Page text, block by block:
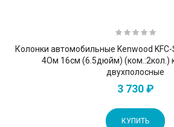
Колонки автомобильные Kenwood
4Ом 16см (6.5дюйм) (ком.:2кол.)
двухполосные
3 730 ₽
КУПИТЬ